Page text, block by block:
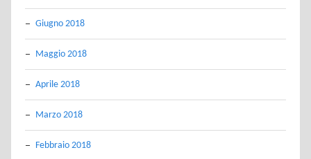
Giugno 2018
Maggio 2018
Aprile 2018
Marzo 2018
Febbraio 2018